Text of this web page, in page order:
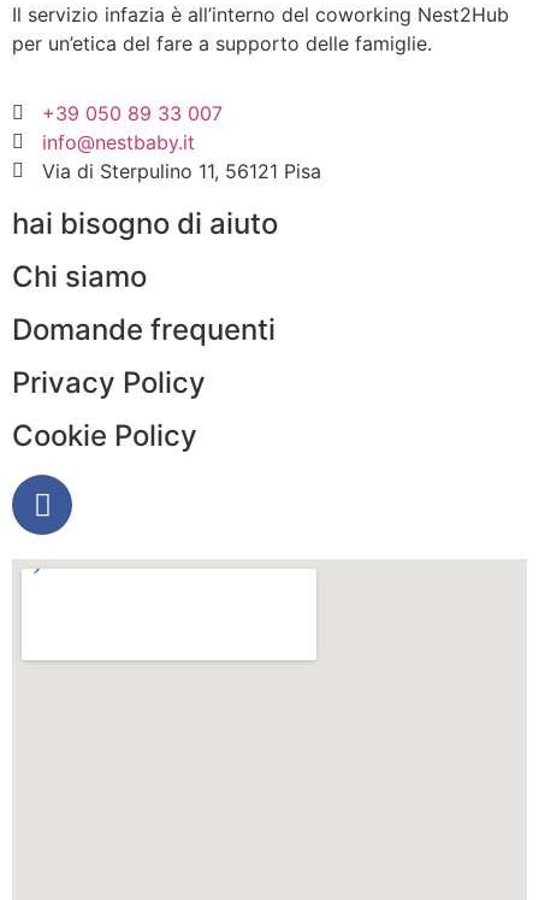
Il servizio infazia è all’interno del coworking Nest2Hub
per un’etica del fare a supporto delle famiglie.
+39 050 89 33 007
info@nestbaby.it
Via di Sterpulino 11, 56121 Pisa
hai bisogno di aiuto
Chi siamo
Domande frequenti
Privacy Policy
Cookie Policy